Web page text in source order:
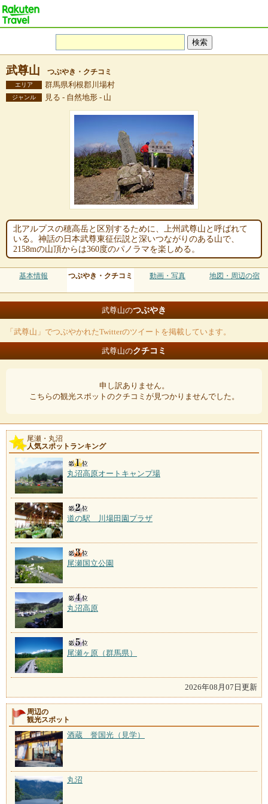
武尊山 つぶやき・クチコミ
エリア 群馬県利根郡川場村
ジャンル 見る - 自然地形 - 山
北アルプスの穂高岳と区別するために、上州武尊山と呼ばれて
いる。神話の日本武尊東征伝説と深いつながりのある山で、
2158mの山頂からは360度のパノラマを楽しめる。
基本情報 つぶやき・クチコミ 動画・写真 地図・周辺の宿
武尊山のつぶやき
「武尊山」でつぶやかれたTwitterのツイートを掲載しています。
武尊山のクチコミ
申し訳ありません。
こちらの観光スポットのクチコミが見つかりませんでした。
尾瀬・丸沼
人気スポットランキング
丸沼高原オートキャンプ場
道の駅 川場田園プラザ
尾瀬国立公園
丸沼高原
尾瀬ヶ原（群馬県）
2026年08月07日更新
周辺の
観光スポット
酒蔵 誉国光（見学）
丸沼